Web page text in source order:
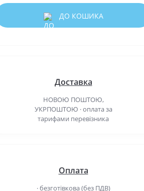
ДО КОШИКА
Доставка
НОВОЮ ПОШТОЮ,
УКРПОШТОЮ · оплата за
тарифами перевізника
Оплата
· безготівкова (без ПДВ)